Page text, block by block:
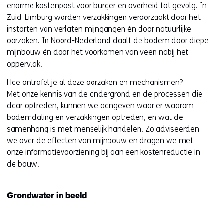
enorme kostenpost voor burger en overheid tot gevolg. In
Zuid-Limburg worden verzakkingen veroorzaakt door het
instorten van verlaten mijngangen én door natuurlijke
oorzaken. In Noord-Nederland daalt de bodem door diepe
mijnbouw én door het voorkomen van veen nabij het
oppervlak.
Hoe ontrafel je al deze oorzaken en mechanismen?
Met onze kennis van de ondergrond en de processen die
daar optreden, kunnen we aangeven waar er waarom
bodemdaling en verzakkingen optreden, en wat de
samenhang is met menselijk handelen. Zo adviseerden
we over de effecten van mijnbouw en dragen we met
onze informatievoorziening bij aan een kostenreductie in
de bouw.
Grondwater in beeld